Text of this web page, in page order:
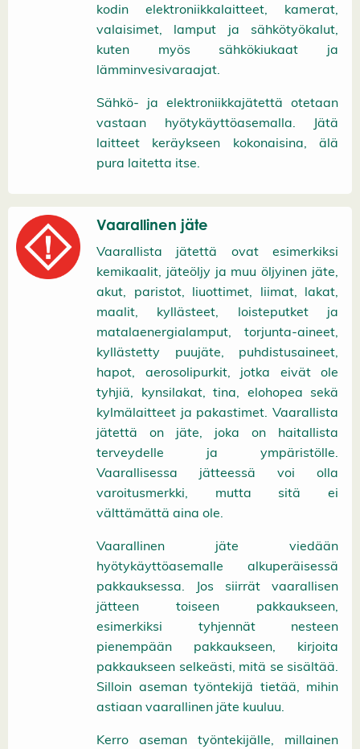
kodin elektroniikkalaitteet, kamerat,
valaisimet, lamput ja sähkötyökalut,
kuten myös sähkökiukaat ja
lämminvesivaraajat.
Sähkö- ja elektroniikkajätettä otetaan
vastaan hyötykäyttöasemalla. Jätä
laitteet keräykseen kokonaisina, älä
pura laitetta itse.
Vaarallinen jäte
Vaarallista jätettä ovat esimerkiksi
kemikaalit, jäteöljy ja muu öljyinen jäte,
akut, paristot, liuottimet, liimat, lakat,
maalit, kyllästeet, loisteputket ja
matalaenergialamput, torjunta-aineet,
kyllästetty puujäte, puhdistusaineet,
hapot, aerosolipurkit, jotka eivät ole
tyhjiä, kynsilakat, tina, elohopea sekä
kylmälaitteet ja pakastimet. Vaarallista
jätettä on jäte, joka on haitallista
terveydelle ja ympäristölle.
Vaarallisessa jätteessä voi olla
varoitusmerkki, mutta sitä ei
välttämättä aina ole.
Vaarallinen jäte viedään
hyötykäyttöasemalle alkuperäisessä
pakkauksessa. Jos siirrät vaarallisen
jätteen toiseen pakkaukseen,
esimerkiksi tyhjennät nesteen
pienempään pakkaukseen, kirjoita
pakkaukseen selkeästi, mitä se sisältää.
Silloin aseman työntekijä tietää, mihin
astiaan vaarallinen jäte kuuluu.
Kerro aseman työntekijälle, millainen